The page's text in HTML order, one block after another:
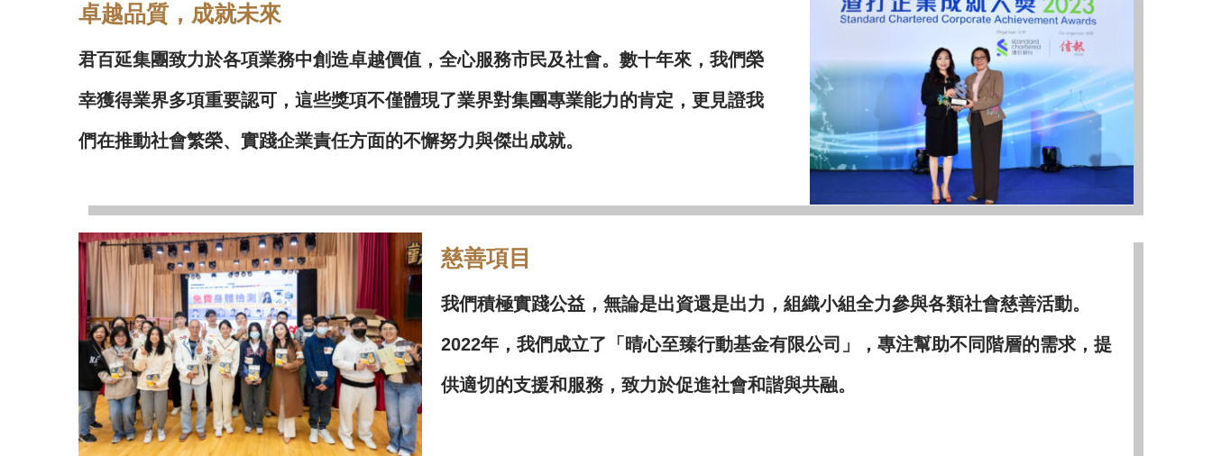
卓越品質，成就未來
君百延集團致力於各項業務中創造卓越價值，全心服務市民及社會。數十年來，我們榮
幸獲得業界多項重要認可，這些獎項不僅體現了業界對集團專業能力的肯定，更見證我
們在推動社會繁榮、實踐企業責任方面的不懈努力與傑出成就。
慈善項目
我們積極實踐公益，無論是出資還是出力，組織小組全力參與各類社會慈善活動。
2022年，我們成立了「晴心至臻行動基金有限公司」，專注幫助不同階層的需求，提
供適切的支援和服務，致力於促進社會和諧與共融。